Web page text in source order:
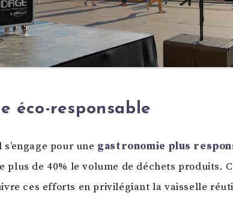
éco-responsable
pour une gastronomie plus
plus de 40% le volume de déchets produits.
ces efforts en privilégiant la vaisselle